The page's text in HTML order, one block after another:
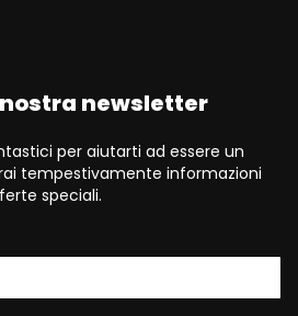
newsletter
per aiutarti ad essere un
tempestivamente informazioni
speciali.